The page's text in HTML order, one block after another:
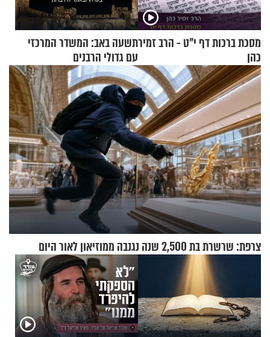
מסכת ברכות דף י"ט - הרב זמיר
כהן
תשעה באב: המשדר המרכזי
עם גדולי הרבנים
צרפת: שרשרת בת 2,500 שנה נגנבה ממוזיאון לאור היום